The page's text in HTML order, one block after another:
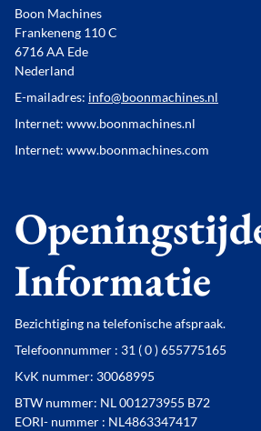
Boon Machines
Frankeneng 110 C
6716 AA Ede
Nederland
E-mailadres: info@boonmachines.nl
Internet: www.boonmachines.nl
Internet: www.boonmachines.com
Informatie
Bezichtiging na telefonische afspraak.
Telefoonnummer : 31 ( 0 ) 655775165
KvK nummer: 30068995
BTW nummer: NL 001273955 B72
EORI- nummer : NL4863347417